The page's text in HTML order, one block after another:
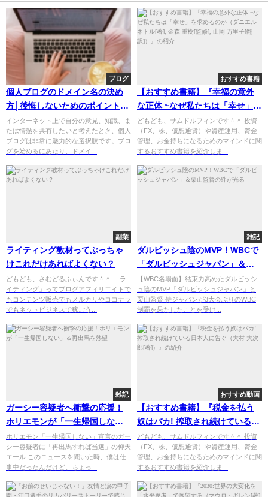
ブログ
個人ブログのドメイン名の決め
方│後悔しないためのポイントを
徹底解説！
インターネット上で自分の意見、知識、ま
たは情熱を共有したいと考えたとき、個人
ブログは非常に魅力的な選択肢です。ブロ
グを始めるにあたり、ドメイ...
おすすめ書籍
【おすすめ書籍】『幸福の意外
な正体 ~なぜ私たちは「幸せ」を
求めるのか（ダニエル ネトル
[著], 金森 重樹[監修], 山岡 万里
子[翻訳]）』の紹介
どもども、サムドルフィンです＾＾ 投資
（FX、株、仮想通貨）や資産運用、資金
管理、お金持ちになるためのマインドに関
するおすすめ書籍を紹介しま...
副業
ライティング教材ってぶっちゃ
けこれだけあればよくない？
どもども、さむどるふぃんです＾＾ 「ラ
イティング」ってブログアフィリエイトで
もコンテンツ販売でもメルカリやココナラ
でもネットビジネスで稼ごう...
雑記
ダルビッシュ陰のMVP！WBCで
「ダルビッシュジャパン」＆栗
山監督の絆が光る
【WBC名場面】結束力高めたダルビッシ
ュ陰のMVP「ダルビッシュジャパン」と
栗山監督 侍ジャパンが3大会ぶりのWBC
制覇を果たしたことを受け...
雑記
ガーシー容疑者へ衝撃の応援！
ホリエモンが「一生帰国しな
い」＆再出馬を熱望
ホリエモン「一生帰国しない」宣言のガー
シー容疑者に「再出馬すれば当選」の仰天
エール このニュースを聞いた時、僕は仕
事中だったんだけど、ちょっ...
おすすめ動画
【おすすめ書籍】『税金を払う
奴はバカ! 搾取され続けている日
本人に告ぐ（大村 大次郎
[著]）』の紹介
どもども、サムドルフィンです＾＾ 投資
（FX、株、仮想通貨）や資産運用、資金
管理、お金持ちになるためのマインドに関
するおすすめ書籍を紹介しま...